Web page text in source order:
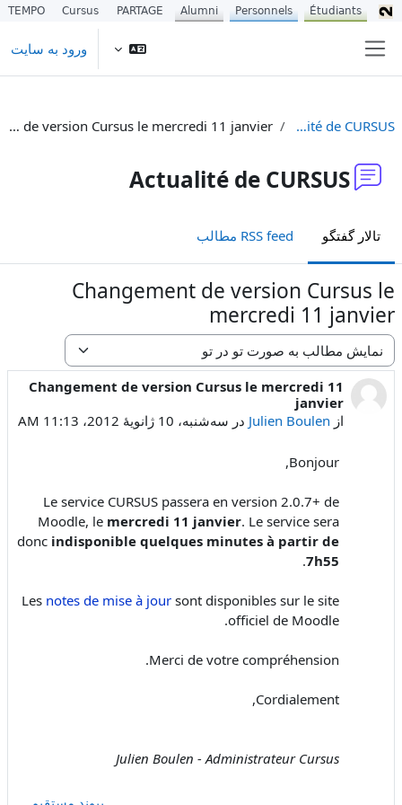
ورود به سایت
Actualité de CURSUS
Changement de version Cursus le mercredi 11 janvier
Actualité de CURSUS
تالار گفتگو RSS feed مطالب
Changement de version Cursus le
mercredi 11 janvier
نحوهٔ نمایش
Changement de version Cursus le mercredi 11
janvier
از Julien Boulen در سه‌شنبه، 10 ژانویهٔ 2012، 11:13 AM
Number of replies: 0
Bonjour,
Le service CURSUS passera en version 2.0.7+ de
Moodle, le mercredi 11 janvier. Le service sera
donc indisponible quelques minutes à partir de
7h55
.
Les notes de mise à jour sont disponibles sur le site
officiel de Moodle.
Merci de votre compréhension.
Cordialement,
Julien Boulen - Administrateur Cursus
Étudiants
Personnels
Alumni
PARTAGE
Cursus
TEMPO